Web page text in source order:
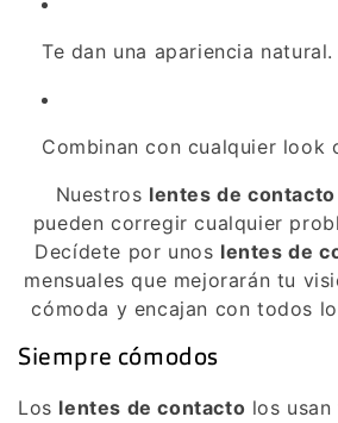
Te dan una apariencia natural.
Combinan con cualquier look
Nuestros lentes de contacto
pueden corregir cualquier
Decídete por unos lentes de
mensuales que mejorarán tu
cómoda y encajan con todos
Siempre cómodos
Los lentes de contacto los